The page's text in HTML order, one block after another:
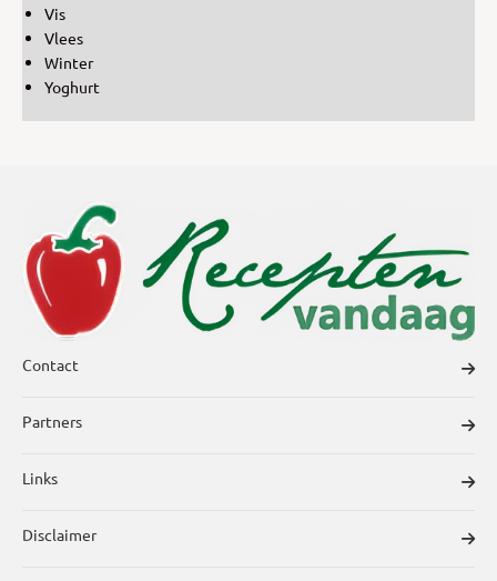
Vis
Vlees
Winter
Yoghurt
Contact
Partners
Links
Disclaimer